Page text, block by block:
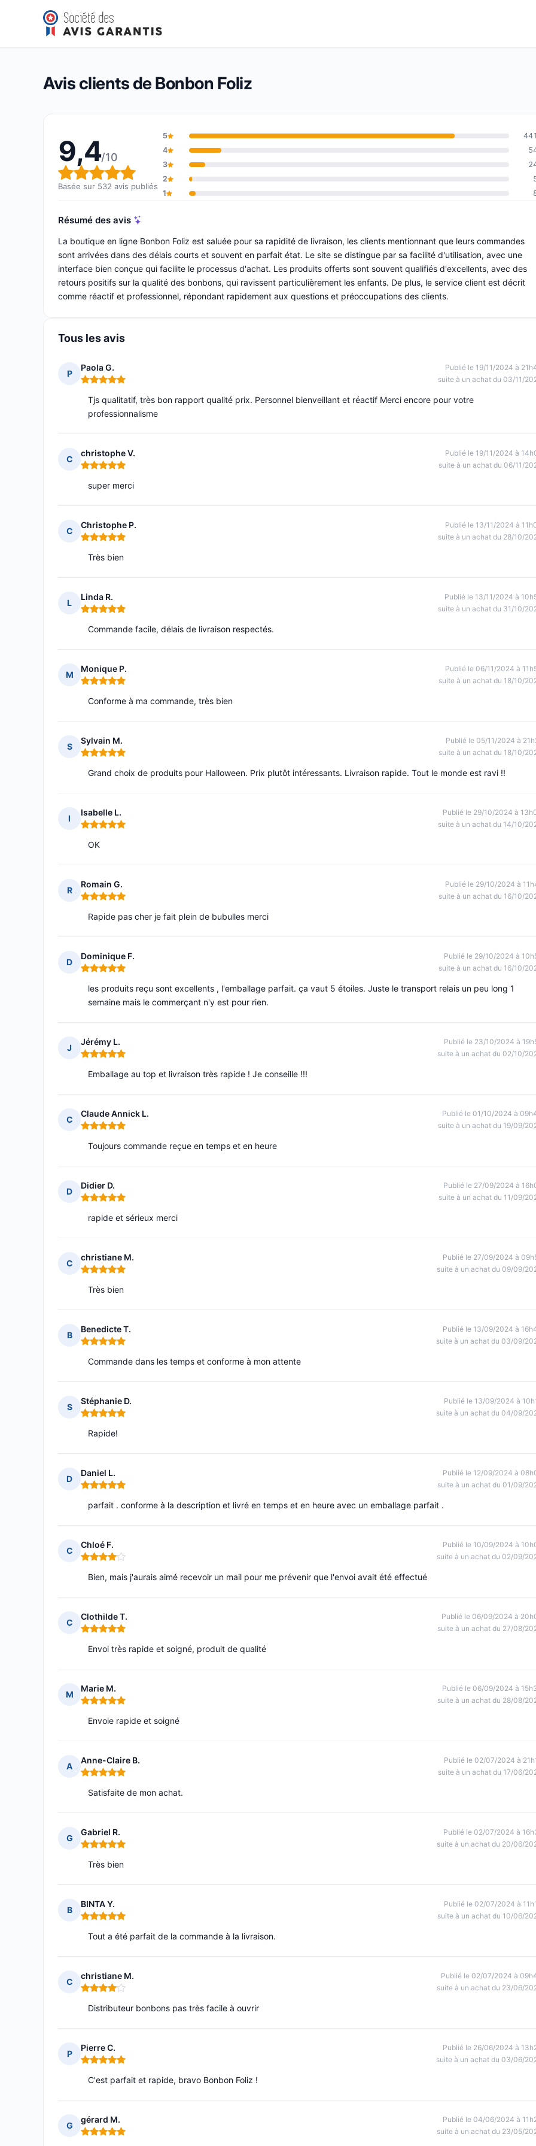
Bonbon Foliz
Note globale : 9,4 sur 10
9,4/10(532 avis)
Avis clients de Bonbon Foliz
9,4/10
Note globale : 9,4 sur 10
Basée sur 532 avis publiés
5
441
4
3
2
1
Résumé des avis
La boutique en ligne Bonbon Foliz est saluée pour sa rapidité de livraison, les clients mentionnant que leurs commandes
sont arrivées dans des délais courts et souvent en parfait état. Le site se distingue par sa facilité d'utilisation, avec une
interface bien conçue qui facilite le processus d'achat. Les produits offerts sont souvent qualifiés d'excellents, avec des
retours positifs sur la qualité des bonbons, qui ravissent particulièrement les enfants. De plus, le service client est décrit
comme réactif et professionnel, répondant rapidement aux questions et préoccupations des clients.
Tous les avis
P
Paola G.
Note : 5 sur 5
Publié le 19/11/2024 à
suite à un achat du 03/11/
Tjs qualitatif, très bon rapport qualité prix. Personnel bienveillant et réactif Merci encore pour votre
professionnalisme
C
christophe V.
Note : 5 sur 5
Publié le 19/11/2024 à
suite à un achat du 06/11/
super merci
C
Christophe P.
Note : 5 sur 5
Publié le 13/11/2024 à
suite à un achat du 28/10/
Très bien
L
Linda R.
Note : 5 sur 5
Publié le 13/11/2024 à
suite à un achat du 31/10/
Commande facile, délais de livraison respectés.
M
Monique P.
Note : 5 sur 5
Publié le 06/11/2024 à
suite à un achat du 18/10/
Conforme à ma commande, très bien
S
Sylvain M.
Note : 5 sur 5
Publié le 05/11/2024 à
suite à un achat du 18/10/
Grand choix de produits pour Halloween. Prix plutôt intéressants. Livraison rapide. Tout le monde est ravi !!
I
Isabelle L.
Note : 5 sur 5
Publié le 29/10/2024 à
suite à un achat du 14/10/
OK
R
Romain G.
Note : 5 sur 5
Publié le 29/10/2024 à
suite à un achat du 16/10/
Rapide pas cher je fait plein de bubulles merci
D
Dominique F.
Note : 5 sur 5
Publié le 29/10/2024 à
suite à un achat du 16/10/
les produits reçu sont excellents , l'emballage parfait. ça vaut 5 étoiles. Juste le transport relais un peu long 1
semaine mais le commerçant n'y est pour rien.
J
Jérémy L.
Note : 5 sur 5
Publié le 23/10/2024 à
suite à un achat du 02/10/
Emballage au top et livraison très rapide ! Je conseille !!!
C
Claude Annick L.
Note : 5 sur 5
Publié le 01/10/2024 à
suite à un achat du 19/09/
Toujours commande reçue en temps et en heure
D
Didier D.
Note : 5 sur 5
Publié le 27/09/2024 à
suite à un achat du 11/09/
rapide et sérieux merci
C
christiane M.
Note : 5 sur 5
Publié le 27/09/2024 à
suite à un achat du 09/09/
Très bien
B
Benedicte T.
Note : 5 sur 5
Publié le 13/09/2024 à
suite à un achat du 03/09/
Commande dans les temps et conforme à mon attente
S
Stéphanie D.
Note : 5 sur 5
Publié le 13/09/2024 à
suite à un achat du 04/09/
Rapide!
D
Daniel L.
Note : 5 sur 5
Publié le 12/09/2024 à
suite à un achat du 01/09/
parfait . conforme à la description et livré en temps et en heure avec un emballage parfait .
C
Chloé F.
Note : 4 sur 5
Publié le 10/09/2024 à
suite à un achat du 02/09/
Bien, mais j'aurais aimé recevoir un mail pour me prévenir que l'envoi avait été effectué
C
Clothilde T.
Note : 5 sur 5
Publié le 06/09/2024 à
suite à un achat du 27/08/
Envoi très rapide et soigné, produit de qualité
M
Marie M.
Note : 5 sur 5
Publié le 06/09/2024 à
suite à un achat du 28/08/
Envoie rapide et soigné
A
Anne-Claire B.
Note : 5 sur 5
Publié le 02/07/2024 à
suite à un achat du 17/06/
Satisfaite de mon achat.
G
Gabriel R.
Note : 5 sur 5
Publié le 02/07/2024 à
suite à un achat du 20/06/
Très bien
B
BINTA Y.
Note : 5 sur 5
Publié le 02/07/2024 à
suite à un achat du 10/06/
Tout a été parfait de la commande à la livraison.
C
christiane M.
Note : 4 sur 5
Publié le 02/07/2024 à
suite à un achat du 23/06/
Distributeur bonbons pas très facile à ouvrir
P
Pierre C.
Note : 5 sur 5
Publié le 26/06/2024 à
suite à un achat du 03/06/
C'est parfait et rapide, bravo Bonbon Foliz !
G
gérard M.
Note : 5 sur 5
Publié le 04/06/2024 à
suite à un achat du 23/05/